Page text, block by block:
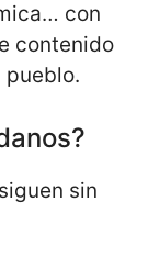
con
contenido
pueblo.
sin